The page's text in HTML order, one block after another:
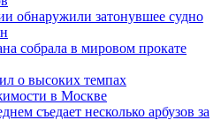
обнаружили затонувшее судно
собрала в мировом прокате
о высоких темпах
в Москве
съедает несколько арбузов за